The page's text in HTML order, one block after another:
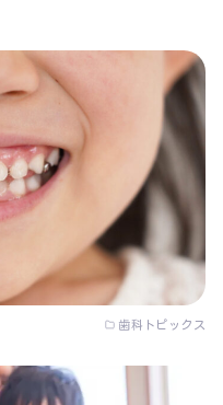
歯科トピックス